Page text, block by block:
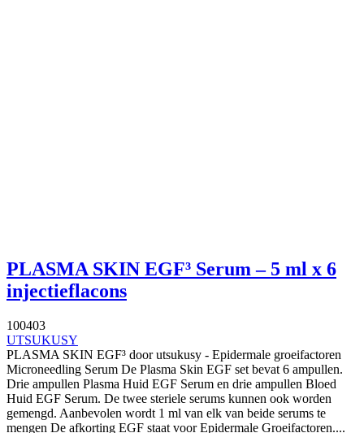
PLASMA SKIN EGF³ Serum – 5 ml x 6
injectieflacons
100403
UTSUKUSY
PLASMA SKIN EGF³ door utsukusy - Epidermale groeifactoren
Microneedling Serum De Plasma Skin EGF set bevat 6 ampullen.
Drie ampullen Plasma Huid EGF Serum en drie ampullen Bloed
Huid EGF Serum. De twee steriele serums kunnen ook worden
gemengd. Aanbevolen wordt 1 ml van elk van beide serums te
mengen De afkorting EGF staat voor Epidermale Groeifactoren....